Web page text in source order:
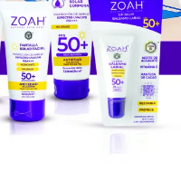
(MUAs),
asesores de
de cejas y pestañas. El
una cultura
de la piel.